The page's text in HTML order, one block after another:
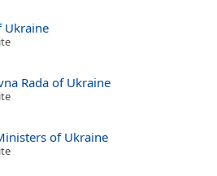
Ukraine
Rada of Ukraine
of Ukraine